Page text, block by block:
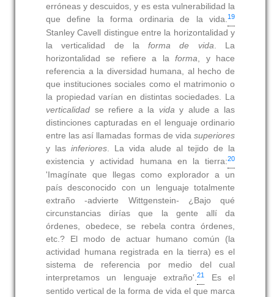
erróneas y descuidos, y es esta vulnerabilidad la
que define la forma ordinaria de la vida.19
Stanley Cavell distingue entre la horizontalidad y
la verticalidad de laforma de vida. La
horizontalidad se refiere a laforma, y hace
referencia a la diversidad humana, al hecho de
que instituciones sociales como el matrimonio o
la propiedad varían en distintas sociedades. La
verticalidad se refiere a la viday alude a las
distinciones capturadas en el lenguaje ordinario
entre las así llamadas formas de vidasuperiores
y lasinferiores. La vida alude al tejido de la
existencia y actividad humana en la tierra:20
'Imagínate que llegas como explorador a un
país desconocido con un lenguaje totalmente
extraño -advierte Wittgenstein- ¿Bajo qué
circunstancias dirías que la gente allí da
órdenes, obedece, se rebela contra órdenes,
etc.? El modo de actuar humano común (la
actividad humana registrada en la tierra) es el
sistema de referencia por medio del cual
interpretamos un lenguaje extraño'.21
Es el
sentido vertical de la forma de vida el que marca